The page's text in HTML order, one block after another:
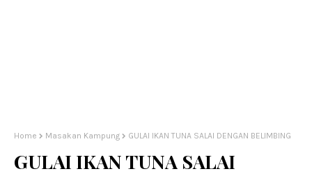
Home Masakan Kampung GULAI IKAN TUNA SALAI DENGAN BELIMBING
GULAI IKAN TUNA SALAI